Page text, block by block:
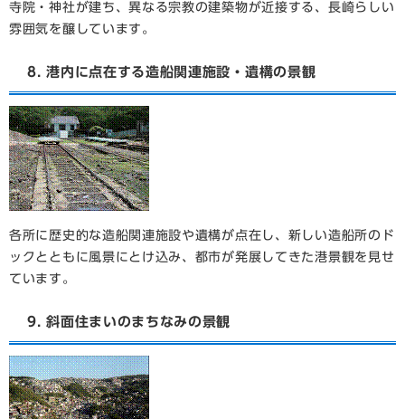
寺院・神社が建ち、異なる宗教の建築物が近接する、長崎らしい
雰囲気を醸しています。
8. 港内に点在する造船関連施設・遺構の景観
各所に歴史的な造船関連施設や遺構が点在し、新しい造船所のド
ックとともに風景にとけ込み、都市が発展してきた港景観を見せ
ています。
9. 斜面住まいのまちなみの景観